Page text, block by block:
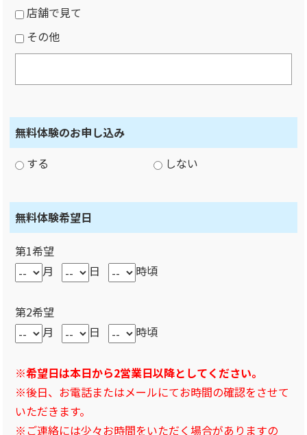
店舗で見て
その他
無料体験のお申し込み
する
しない
無料体験希望日
第1希望
月
日 時頃
第2希望
月
日 時頃
※希望日は本日から2営業日以降としてください。
※後日、お電話またはメールにてお時間の確認をさせて
いただきます。
※ご連絡には少々お時間をいただく場合がありますの